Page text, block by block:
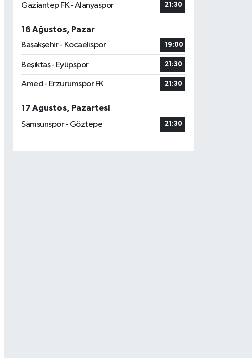
Gaziantep FK - Alanyaspor 21:30
16 Ağustos, Pazar
Başakşehir - Kocaelispor
19:00
Beşiktaş - Eyüpspor 21:30
Amed - Erzurumspor FK 21:30
17 Ağustos, Pazartesi
Samsunspor - Göztepe
21:30